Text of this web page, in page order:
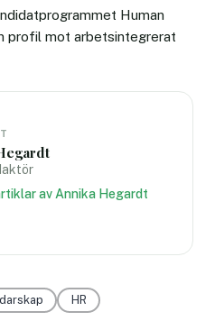
Human
profil mot arbetsintegrerat
av Annika Hegardt
HR